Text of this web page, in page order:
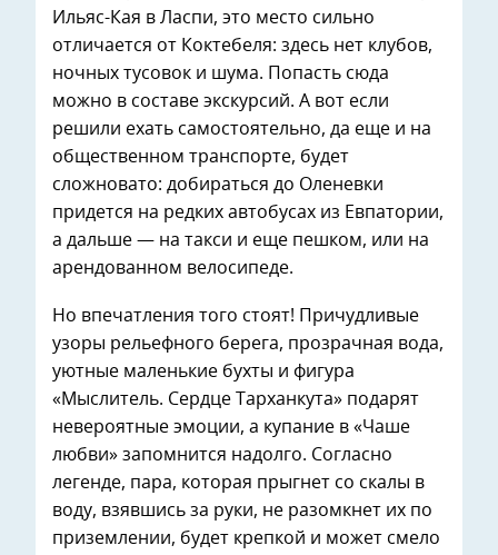
Ильяс-Кая в Ласпи, это место сильно
отличается от Коктебеля: здесь нет клубов,
ночных тусовок и шума. Попасть сюда
можно в составе экскурсий. А вот если
решили ехать самостоятельно, да еще и на
общественном транспорте, будет
сложновато: добираться до Оленевки
придется на редких автобусах из Евпатории,
а дальше — на такси и еще пешком, или на
арендованном велосипеде.
Но впечатления того стоят! Причудливые
узоры рельефного берега, прозрачная вода,
уютные маленькие бухты и фигура
«Мыслитель. Сердце Тарханкута» подарят
невероятные эмоции, а купание в «Чаше
любви» запомнится надолго. Согласно
легенде, пара, которая прыгнет со скалы в
воду, взявшись за руки, не разомкнет их по
приземлении, будет крепкой и может смело